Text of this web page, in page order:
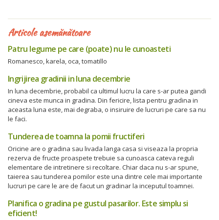
Articole asemănătoare
Patru legume pe care (poate) nu le cunoasteti
Romanesco, karela, oca, tomatillo
Ingrijirea gradinii in luna decembrie
In luna decembrie, probabil ca ultimul lucru la care s-ar putea gandi
cineva este munca in gradina. Din fericire, lista pentru gradina in
aceasta luna este, mai degraba, o insiruire de lucruri pe care sa nu
le faci.
Tunderea de toamna la pomii fructiferi
Oricine are o gradina sau livada langa casa si viseaza la propria
rezerva de fructe proaspete trebuie sa cunoasca cateva reguli
elementare de intretinere si recoltare. Chiar daca nu s-ar spune,
taierea sau tunderea pomilor este una dintre cele mai importante
lucruri pe care le are de facut un gradinar la inceputul toamnei.
Planifica o gradina pe gustul pasarilor. Este simplu si
eficient!